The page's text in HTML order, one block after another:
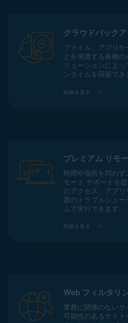
クラウドバック
ファイル、アプリ
どを保護する各種
リューションによ
ンタイムを回避でき
詳細を見る
プレミアム リモ
時間や場所を問わず
モート サポートを
のアクセス、アプ
題のトラブルシュ
ムで実行できます。
詳細を見る
Web フィルタリ
業務に関係のない
可能性のあるサイ